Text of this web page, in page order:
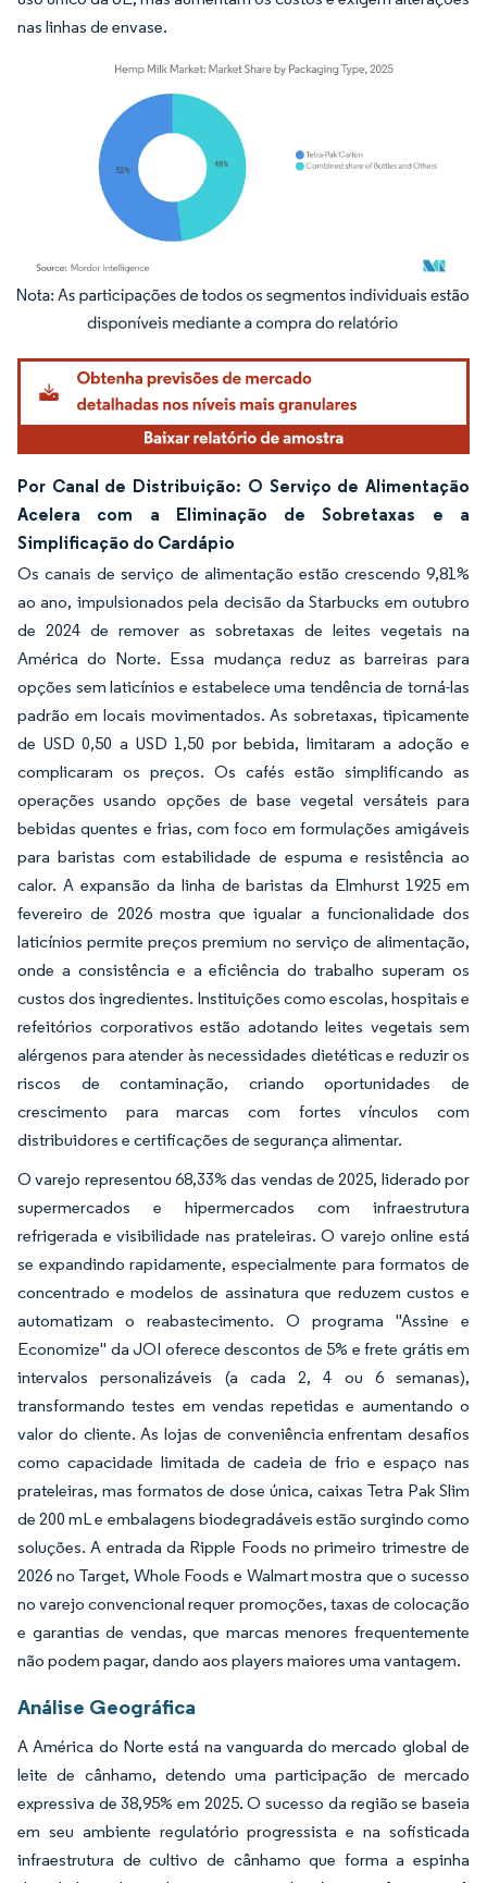
nas linhas de envase.
Imagem © Mordor Intelligence. O reuso requer atribuição conforme CC BY 4.0.
Por Canal de Distribuição: O Serviço de Alimentação
Acelera com a Eliminação de Sobretaxas e a
Simplificação do Cardápio
Os canais de serviço de alimentação estão crescendo 9,81%
ao ano, impulsionados pela decisão da Starbucks em outubro
de 2024 de remover as sobretaxas de leites vegetais na
América do Norte. Essa mudança reduz as barreiras para
opções sem laticínios e estabelece uma tendência de torná-las
padrão em locais movimentados. As sobretaxas, tipicamente
de USD 0,50 a USD 1,50 por bebida, limitaram a adoção e
complicaram os preços. Os cafés estão simplificando as
operações usando opções de base vegetal versáteis para
bebidas quentes e frias, com foco em formulações amigáveis
para baristas com estabilidade de espuma e resistência ao
calor. A expansão da linha de baristas da Elmhurst 1925 em
fevereiro de 2026 mostra que igualar a funcionalidade dos
laticínios permite preços premium no serviço de alimentação,
onde a consistência e a eficiência do trabalho superam os
custos dos ingredientes. Instituições como escolas, hospitais e
refeitórios corporativos estão adotando leites vegetais sem
alérgenos para atender às necessidades dietéticas e reduzir os
riscos de contaminação, criando oportunidades de
crescimento para marcas com fortes vínculos com
distribuidores e certificações de segurança alimentar.
O varejo representou 68,33% das vendas de 2025, liderado por
supermercados e hipermercados com infraestrutura
refrigerada e visibilidade nas prateleiras. O varejo online está
se expandindo rapidamente, especialmente para formatos de
concentrado e modelos de assinatura que reduzem custos e
automatizam o reabastecimento. O programa "Assine e
Economize" da JOI oferece descontos de 5% e frete grátis em
intervalos personalizáveis (a cada 2, 4 ou 6 semanas),
transformando testes em vendas repetidas e aumentando o
valor do cliente. As lojas de conveniência enfrentam desafios
como capacidade limitada de cadeia de frio e espaço nas
prateleiras, mas formatos de dose única, caixas Tetra Pak Slim
de 200 mL e embalagens biodegradáveis estão surgindo como
soluções. A entrada da Ripple Foods no primeiro trimestre de
2026 no Target, Whole Foods e Walmart mostra que o sucesso
no varejo convencional requer promoções, taxas de colocação
e garantias de vendas, que marcas menores frequentemente
não podem pagar, dando aos players maiores uma vantagem.
Análise Geográfica
A América do Norte está na vanguarda do mercado global de
leite de cânhamo, detendo uma participação de mercado
expressiva de 38,95% em 2025. O sucesso da região se baseia
em seu ambiente regulatório progressista e na sofisticada
infraestrutura de cultivo de cânhamo que forma a espinha